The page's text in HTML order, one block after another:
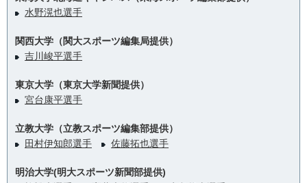
水野滉也選手
関西大学（関大スポーツ編集局提供）
吉川峻平選手
東京大学（東京大学新聞提供）
宮台康平選手
立教大学（立教スポーツ編集部提供）
田村伊知郎選手
佐藤拓也選手
明治大学(明大スポーツ新聞部提供)